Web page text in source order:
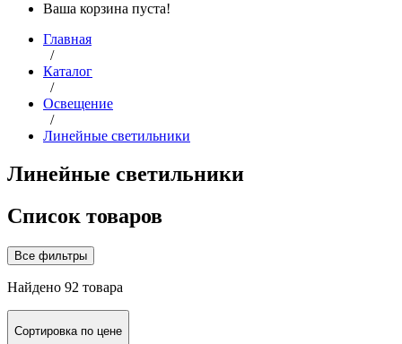
Ваша корзина пуста!
Главная
/
Каталог
/
Освещение
/
Линейные светильники
Линейные светильники
Список товаров
Все фильтры
Найдено 92 товара
Сортировка по цене